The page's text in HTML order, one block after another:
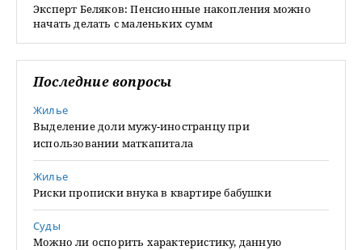
Эксперт Беляков: Пенсионные накопления можно
начать делать с маленьких сумм
Последние вопросы
Жилье
Выделение доли мужу-иностранцу при
использовании маткапитала
Жилье
Риски прописки внука в квартире бабушки
Суды
Можно ли оспорить характеристику, данную